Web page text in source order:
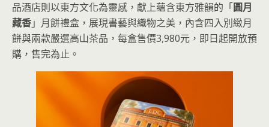
品酒店則以東方文化為靈感，獻上蘊含東方雅韻的「圓月
藏香」月餅禮盒，展現書藝與織物之美，內含四入別緻月
餅與兩款嚴選高山茶品，每盒售價3,980元，即日起開放預
購，售完為止。